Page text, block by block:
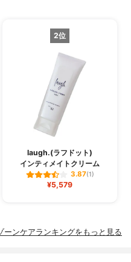
2位
laugh.(ラフドット)
インティメイトクリーム
3.87(1)
¥5,579
ーンケアランキングをもっと見る